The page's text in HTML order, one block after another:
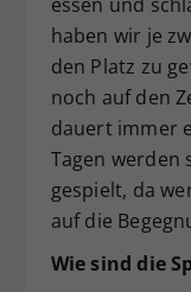
haben wir je
den Platz zu
noch auf den
dauert immer
Tagen werden
gespielt, da
auf die
Wie sind die